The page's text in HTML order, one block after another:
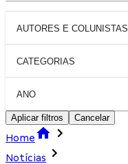
AUTORES E COLUNISTAS
CATEGORIAS
ANO
Aplicar filtros Cancelar
Home
Notícias